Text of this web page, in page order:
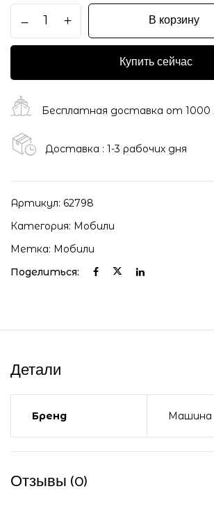
В корзину
Купить сейчас
Бесплатная доставка от 1000
Доставка : 1-3 рабочих дня
Артикул: 62798
Категория: Мобили
Метка: Мобили
Поделиться:
Детали
Бренд Машина
Отзывы (0)